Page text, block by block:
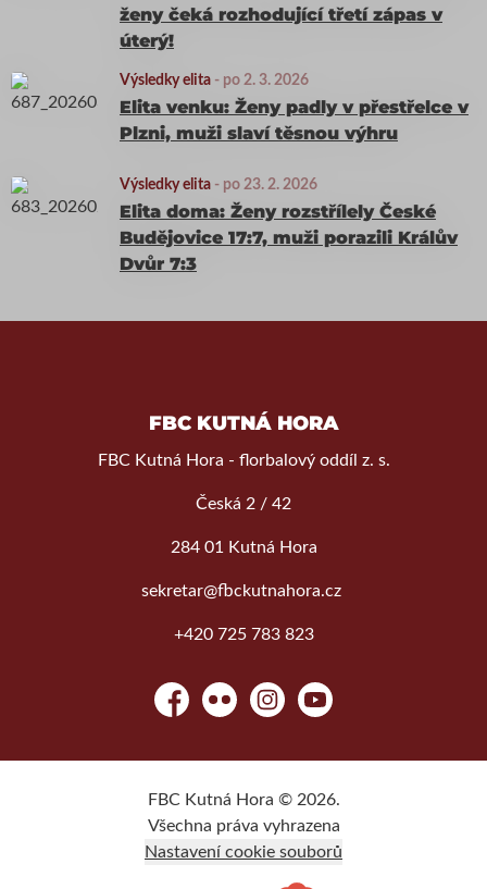
ženy čeká rozhodující třetí zápas v
úterý!
Výsledky elita - po 2. 3. 2026
Elita venku: Ženy padly v přestřelce v
Plzni, muži slaví těsnou výhru
Výsledky elita - po 23. 2. 2026
Elita doma: Ženy rozstřílely České
Budějovice 17:7, muži porazili Králův
Dvůr 7:3
FBC KUTNÁ HORA
FBC Kutná Hora - florbalový oddíl z. s.
Česká 2 / 42
284 01 Kutná Hora
sekretar@fbckutnahora.cz
+420 725 783 823
FacebookFlickr InstagramYouTube
FBC Kutná Hora © 2026.
Všechna práva vyhrazena
Nastavení cookie souborů